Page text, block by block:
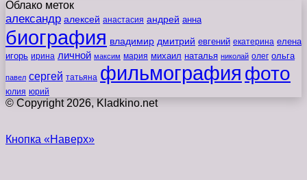
Облако меток
александр алексей анастасия андрей анна
биография владимир дмитрий евгений екатерина елена
игорь ирина личной максим мария михаил наталья николай олег ольга
павел сергей татьяна фильмография фото
юлия юрий
© Copyright 2026, Kladkino.net
Кнопка «Наверх»